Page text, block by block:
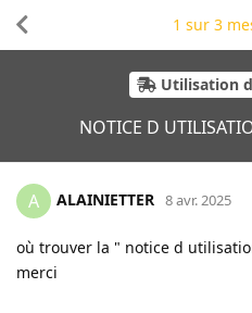
Utilisation
NOTICE D
1 sur 3
A ALAINIETTER 8 avr. 2025
où trouver la " notice d
merci